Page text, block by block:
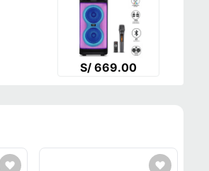
S/ 669.00